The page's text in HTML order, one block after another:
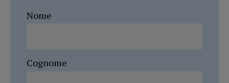
Nome
Cognome